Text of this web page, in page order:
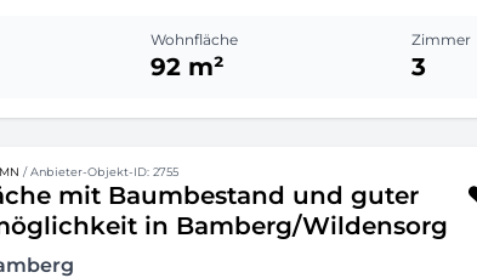
Wohnfläche
92 m²
Zimmer
3
/ Anbieter-Objekt-ID: 2755
mit Baumbestand und guter
in Bamberg/Wildensorg